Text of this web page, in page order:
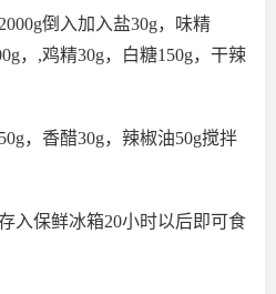
倒入加入盐30g，味精
，,鸡精30g，白糖150g，干辣
，香醋30g，辣椒油50g搅拌
入保鲜冰箱20小时以后即可食